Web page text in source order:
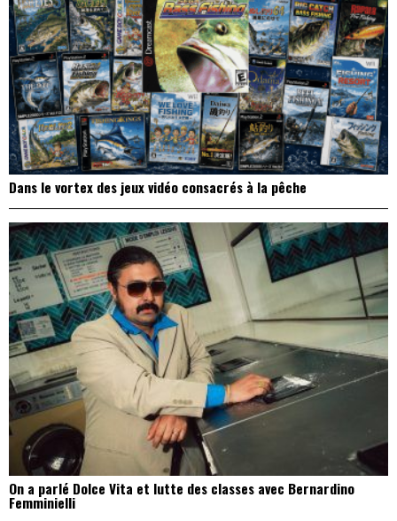
Dans le vortex des jeux vidéo consacrés à la pêche
On a parlé Dolce Vita et lutte des classes avec Bernardino
Femminielli